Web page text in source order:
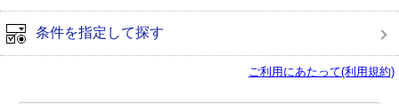
条件を指定して探す
ご利用にあたって(利用規約)